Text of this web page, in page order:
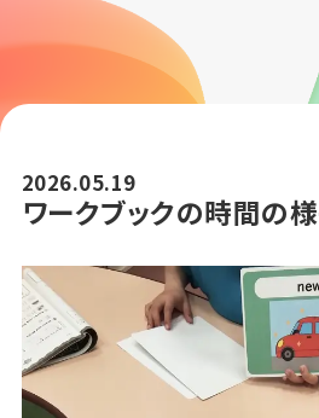
2026.05.19
ワークブックの時間の